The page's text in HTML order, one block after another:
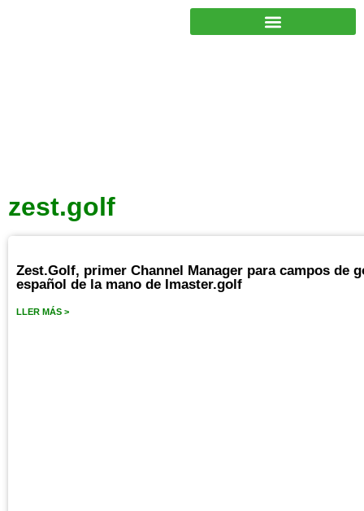
zest.golf
Zest.Golf, primer Channel Manager para campos de
español de la mano de Imaster.golf
LLER MÁS >